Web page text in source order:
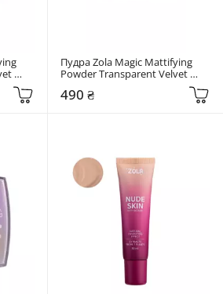
Пудра Zola Magic Mattifying
Powder Transparent Velvet
490 ₴